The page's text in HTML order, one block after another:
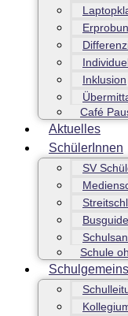
Inklusion
Café
Aktuelles
SchülerInnen
SV
Schule